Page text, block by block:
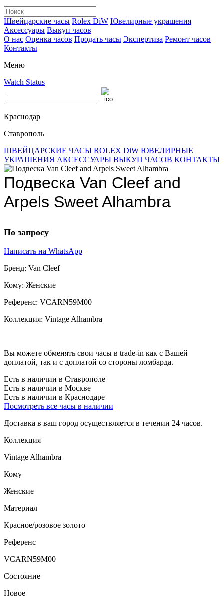
Швейцарские часы Rolex DiW Ювелирные украшения
Аксессуары Выкуп часов
О нас Оценка часов Продать часы Экспертиза Ремонт часов
Контакты
Меню
Watch Status
Краснодар
Ставрополь
ШВЕЙЦАРСКИЕ ЧАСЫ ROLEX DiW ЮВЕЛИРНЫЕ
УКРАШЕНИЯ АКСЕССУАРЫ ВЫКУП ЧАСОВ КОНТАКТЫ
Подвеска Van Cleef and
Arpels Sweet Alhambra
По запросу
Написать на WhatsApp
Бренд: Van Cleef
Кому: Женские
Референс: VCARN59M00
Коллекция: Vintage Alhambra
Вы можете обменять свои часы в trade-in как с Вашей
доплатой, так и с доплатой со стороны ломбарда.
Есть в наличии в Ставрополе
Есть в наличии в Москве
Есть в наличии в Краснодаре
Посмотреть все часы в наличии
Доставка в ваш город осуществляется в течении 24 часов.
Коллекция
Vintage Alhambra
Кому
Женские
Материал
Красное/розовое золото
Референс
VCARN59M00
Состояние
Новое